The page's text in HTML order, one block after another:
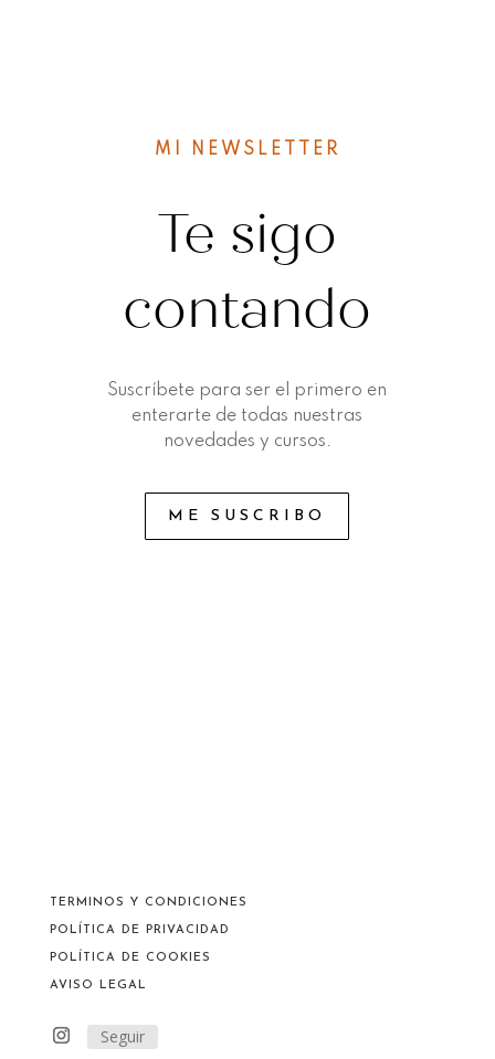
MI NEWSLETTER
Te sigo
contando
Suscríbete para ser el primero en
enterarte de todas nuestras
novedades y cursos.
ME SUSCRIBO
TERMINOS Y CONDICIONES
POLÍTICA DE PRIVACIDAD
POLÍTICA DE COOKIES
AVISO LEGAL
Seguir